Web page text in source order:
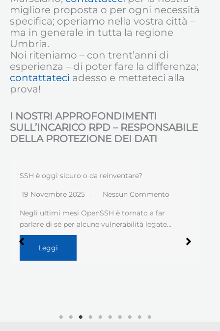
migliore proposta o per ogni necessità
specifica; operiamo nella vostra città –
ma in generale in tutta la regione
Umbria.
Noi riteniamo – con trent’anni di
esperienza – di poter fare la differenza;
contattateci adesso e metteteci alla
prova!
I NOSTRI APPROFONDIMENTI
SULL’INCARICO RPD – RESPONSABILE
DELLA PROTEZIONE DEI DATI
SSH è oggi sicuro o da reinventare?
19 Novembre 2025 Nessun Commento
Negli ultimi mesi OpenSSH è tornato a far
parlare di sé per alcune vulnerabilità legate…
Leggi